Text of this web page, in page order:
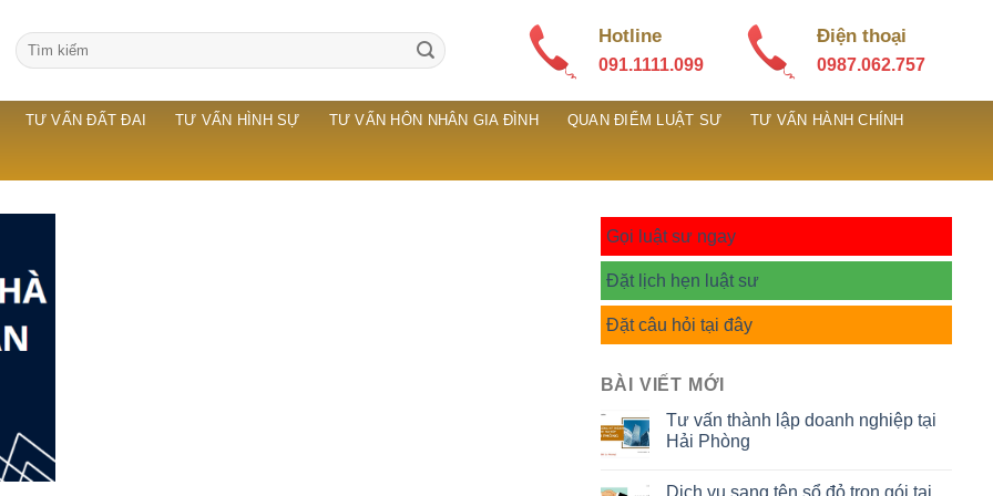
Hotline
091.1111.099
Điện thoại
0987.062.757
TƯ VẤN ĐẤT ĐAI TƯ VẤN HÌNH SỰ TƯ VẤN HÔN NHÂN GIA ĐÌNH QUAN ĐIỂM LUẬT SƯ TƯ VẤN HÀNH CHÍNH
Gọi luật sư ngay
Đặt lịch hẹn luật sư
Đặt câu hỏi tại đây
BÀI VIẾT MỚI
Tư vấn thành lập doanh nghiệp tại
Hải Phòng
Dịch vụ sang tên sổ đỏ trọn gói tại